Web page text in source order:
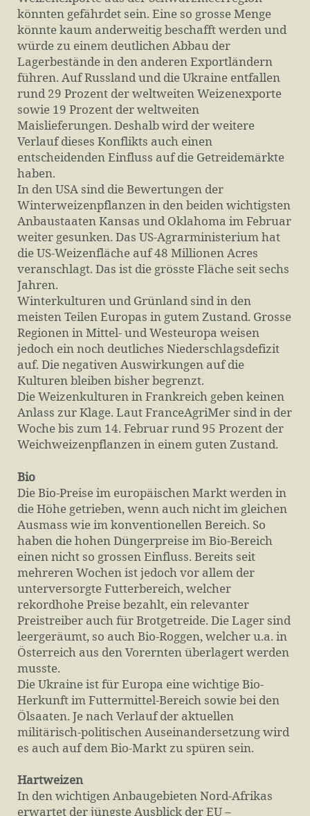
könnten gefährdet sein. Eine so grosse Menge
könnte kaum anderweitig beschafft werden und
würde zu einem deutlichen Abbau der
Lagerbestände in den anderen Exportländern
führen. Auf Russland und die Ukraine entfallen
rund 29 Prozent der weltweiten Weizenexporte
sowie 19 Prozent der weltweiten
Maislieferungen. Deshalb wird der weitere
Verlauf dieses Konflikts auch einen
entscheidenden Einfluss auf die Getreidemärkte
haben.
In den USA sind die Bewertungen der
Winterweizenpflanzen in den beiden wichtigsten
Anbaustaaten Kansas und Oklahoma im Februar
weiter gesunken. Das US-Agrarministerium hat
die US-Weizenfläche auf 48 Millionen Acres
veranschlagt. Das ist die grösste Fläche seit sechs
Jahren.
Winterkulturen und Grünland sind in den
meisten Teilen Europas in gutem Zustand. Grosse
Regionen in Mittel- und Westeuropa weisen
jedoch ein noch deutliches Niederschlagsdefizit
auf. Die negativen Auswirkungen auf die
Kulturen bleiben bisher begrenzt.
Die Weizenkulturen in Frankreich geben keinen
Anlass zur Klage. Laut FranceAgriMer sind in der
Woche bis zum 14. Februar rund 95 Prozent der
Weichweizenpflanzen in einem guten Zustand.
Bio
Die Bio-Preise im europäischen Markt werden in
die Höhe getrieben, wenn auch nicht im gleichen
Ausmass wie im konventionellen Bereich. So
haben die hohen Düngerpreise im Bio-Bereich
einen nicht so grossen Einfluss. Bereits seit
mehreren Wochen ist jedoch vor allem der
unterversorgte Futterbereich, welcher
rekordhohe Preise bezahlt, ein relevanter
Preistreiber auch für Brotgetreide. Die Lager sind
leergeräumt, so auch Bio-Roggen, welcher u.a. in
Österreich aus den Vorernten überlagert werden
musste.
Die Ukraine ist für Europa eine wichtige Bio-
Herkunft im Futtermittel-Bereich sowie bei den
Ölsaaten. Je nach Verlauf der aktuellen
militärisch-politischen Auseinandersetzung wird
es auch auf dem Bio-Markt zu spüren sein.
Hartweizen
In den wichtigen Anbaugebieten Nord-Afrikas
erwartet der jüngste Ausblick der EU –